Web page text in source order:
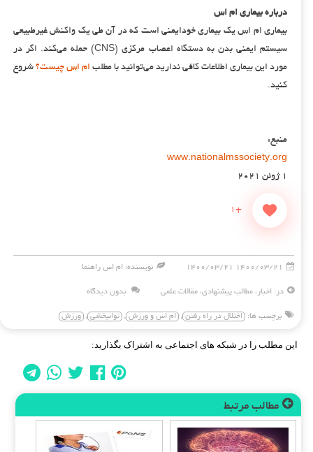
درباره بیماری ام اس
بیماری ام اس یک بیماری خودایمنی است که در آن طی یک واکنش غیرطبیعی
سیستم ایمنی بدن به دستگاه اعصاب مرکزی (CNS) حمله می‌کند. اگر در
مورد این بیماری اطلاعات کافی ندارید می‌توانید با مطلبام اس چیست؟شروع
کنید.
منبع:
www.nationalmssociety.org
۱ ژوئن ۲۰۲۱
+1
۱۴۰۰/۰۳/۲۱ ۱۴۰۰/۰۳/۲۱ نویسنده: ام اس راهنما
در: اخبار ، مطالب پیشنهادی، مقالات علمی بدون دیدگاه
برچسب ها: اختلال در راه رفتن , ام اس و ورزش , توانبخشی , ورزش
این مطلب را در شبکه های اجتماعی به اشتراک بگذارید:
مطالب مرتبط